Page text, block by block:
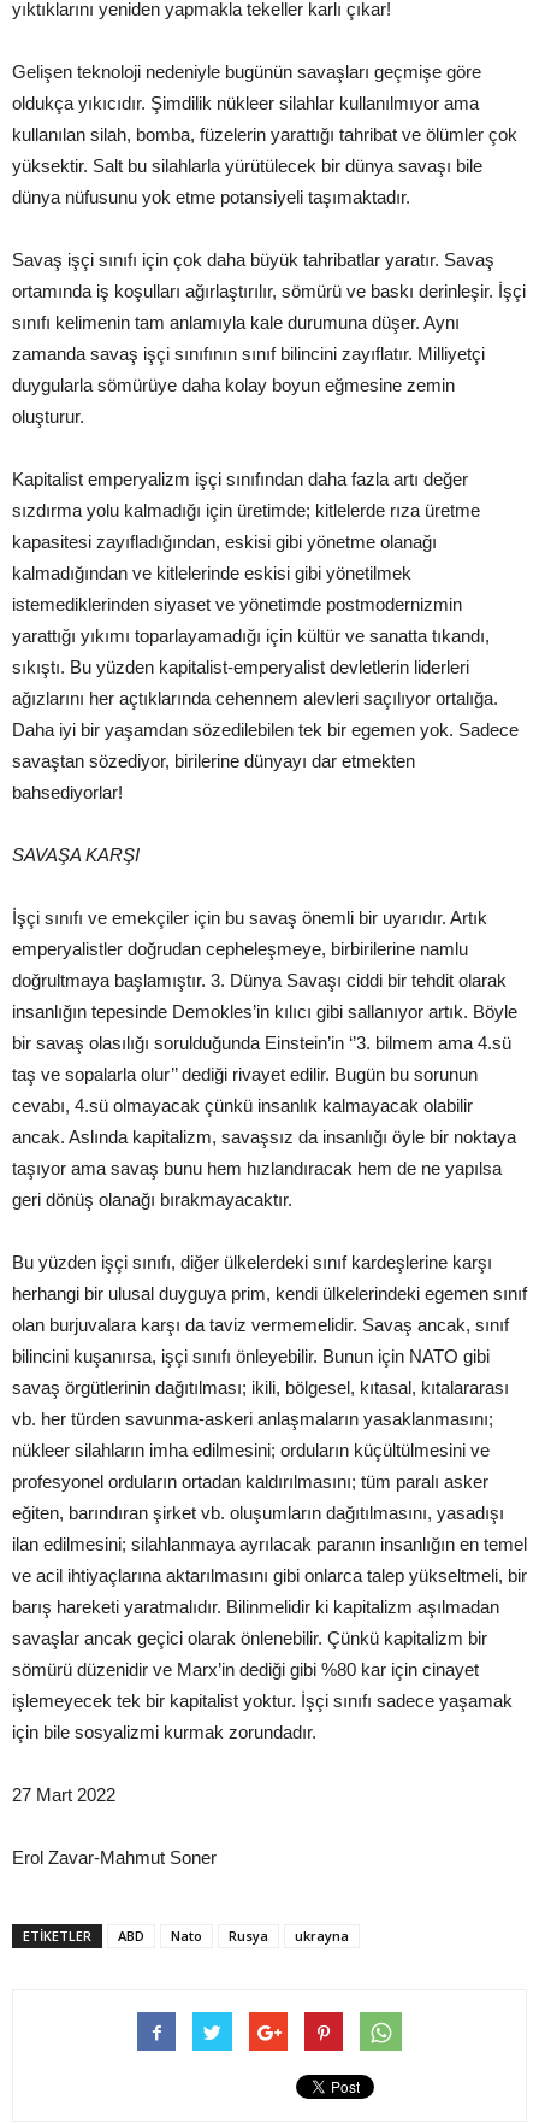
yıktıklarını yeniden yapmakla tekeller karlı çıkar!
Gelişen teknoloji nedeniyle bugünün savaşları geçmişe göre
oldukça yıkıcıdır. Şimdilik nükleer silahlar kullanılmıyor ama
kullanılan silah, bomba, füzelerin yarattığı tahribat ve ölümler çok
yüksektir. Salt bu silahlarla yürütülecek bir dünya savaşı bile
dünya nüfusunu yok etme potansiyeli taşımaktadır.
Savaş işçi sınıfı için çok daha büyük tahribatlar yaratır. Savaş
ortamında iş koşulları ağırlaştırılır, sömürü ve baskı derinleşir. İşçi
sınıfı kelimenin tam anlamıyla kale durumuna düşer. Aynı
zamanda savaş işçi sınıfının sınıf bilincini zayıflatır. Milliyetçi
duygularla sömürüye daha kolay boyun eğmesine zemin
oluşturur.
Kapitalist emperyalizm işçi sınıfından daha fazla artı değer
sızdırma yolu kalmadığı için üretimde; kitlelerde rıza üretme
kapasitesi zayıfladığından, eskisi gibi yönetme olanağı
kalmadığından ve kitlelerinde eskisi gibi yönetilmek
istemediklerinden siyaset ve yönetimde postmodernizmin
yarattığı yıkımı toparlayamadığı için kültür ve sanatta tıkandı,
sıkıştı. Bu yüzden kapitalist-emperyalist devletlerin liderleri
ağızlarını her açtıklarında cehennem alevleri saçılıyor ortalığa.
Daha iyi bir yaşamdan sözedilebilen tek bir egemen yok. Sadece
savaştan sözediyor, birilerine dünyayı dar etmekten
bahsediyorlar!
SAVAŞA KARŞI
İşçi sınıfı ve emekçiler için bu savaş önemli bir uyarıdır. Artık
emperyalistler doğrudan cepheleşmeye, birbirilerine namlu
doğrultmaya başlamıştır. 3. Dünya Savaşı ciddi bir tehdit olarak
insanlığın tepesinde Demokles’in kılıcı gibi sallanıyor artık. Böyle
bir savaş olasılığı sorulduğunda Einstein’in ‘’3. bilmem ama 4.sü
taş ve sopalarla olur’’ dediği rivayet edilir. Bugün bu sorunun
cevabı, 4.sü olmayacak çünkü insanlık kalmayacak olabilir
ancak. Aslında kapitalizm, savaşsız da insanlığı öyle bir noktaya
taşıyor ama savaş bunu hem hızlandıracak hem de ne yapılsa
geri dönüş olanağı bırakmayacaktır.
Bu yüzden işçi sınıfı, diğer ülkelerdeki sınıf kardeşlerine karşı
herhangi bir ulusal duyguya prim, kendi ülkelerindeki egemen sınıf
olan burjuvalara karşı da taviz vermemelidir. Savaş ancak, sınıf
bilincini kuşanırsa, işçi sınıfı önleyebilir. Bunun için NATO gibi
savaş örgütlerinin dağıtılması; ikili, bölgesel, kıtasal, kıtalararası
vb. her türden savunma-askeri anlaşmaların yasaklanmasını;
nükleer silahların imha edilmesini; orduların küçültülmesini ve
profesyonel orduların ortadan kaldırılmasını; tüm paralı asker
eğiten, barındıran şirket vb. oluşumların dağıtılmasını, yasadışı
ilan edilmesini; silahlanmaya ayrılacak paranın insanlığın en temel
ve acil ihtiyaçlarına aktarılmasını gibi onlarca talep yükseltmeli, bir
barış hareketi yaratmalıdır. Bilinmelidir ki kapitalizm aşılmadan
savaşlar ancak geçici olarak önlenebilir. Çünkü kapitalizm bir
sömürü düzenidir ve Marx’in dediği gibi %80 kar için cinayet
işlemeyecek tek bir kapitalist yoktur. İşçi sınıfı sadece yaşamak
için bile sosyalizmi kurmak zorundadır.
27 Mart 2022
Erol Zavar-Mahmut Soner
ETIKETLER ABD Nato Rusya ukrayna